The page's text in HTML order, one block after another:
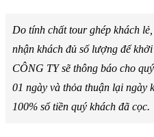
Do tính chất tour ghép khách
nhận khách đủ số lượng để
CÔNG TY sẽ thông báo cho
01 ngày và thỏa thuận lại ngày
100% số tiền quý khách đã cọc.